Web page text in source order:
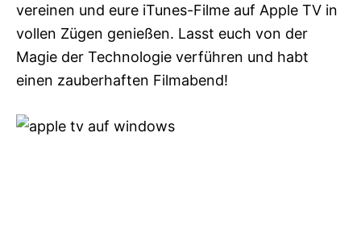
vereinen und eure iTunes-Filme auf Apple TV in
vollen Zügen genießen. Lasst euch von der
Magie der Technologie verführen und habt
einen zauberhaften Filmabend!